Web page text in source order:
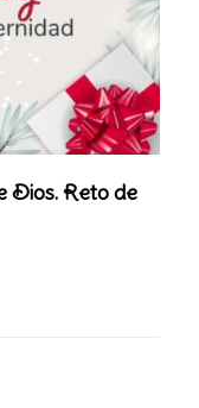
Dios. Reto de